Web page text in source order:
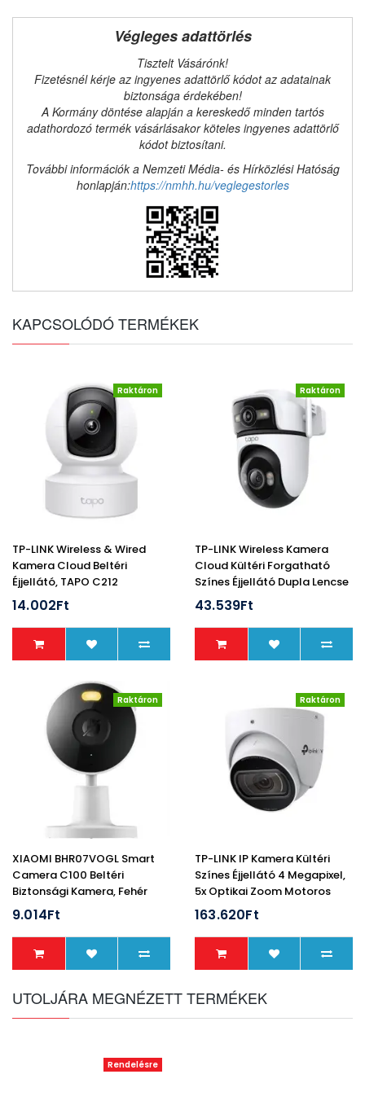
Végleges adattörlés
Tisztelt Vásárónk!
Fizetésnél kérje az ingyenes adattörlő kódot az adatainak
biztonsága érdekében!
A Kormány döntése alapján a kereskedő minden tartós
adathordozó termék vásárlásakor köteles ingyenes adattörlő
kódot biztosítani.
További információk a Nemzeti Média- és Hírközlési Hatóság
honlapján:https://nmhh.hu/veglegestorles
KAPCSOLÓDÓ TERMÉKEK
Raktáron
TP-LINK Wireless & Wired
Kamera Cloud Beltéri
Éjjellátó, TAPO C212
14.002Ft
Raktáron
TP-LINK Wireless Kamera
Cloud Kültéri Forgatható
Színes Éjjellátó Dupla Lencse
AI Támogatás, TAPO C545D
43.539Ft
Raktáron
XIAOMI BHR07VOGL Smart
Camera C100 Beltéri
Biztonsági Kamera, Fehér
9.014Ft
Raktáron
TP-LINK IP Kamera Kültéri
Színes Éjjellátó 4 Megapixel,
5x Optikai Zoom Motoros
Varifokális IR, INSIGHT
S445ZI
163.620Ft
UTOLJÁRA MEGNÉZETT TERMÉKEK
Rendelésre